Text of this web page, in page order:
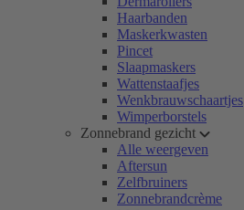
Haarbanden
Maskerkwasten
Pincet
Slaapmaskers
Wattenstaafjes
Wenkbrauwschaartjes
Wimperborstels
Zonnebrand gezicht
Alle weergeven
Aftersun
Zelfbruiners
Zonnebrandcrème